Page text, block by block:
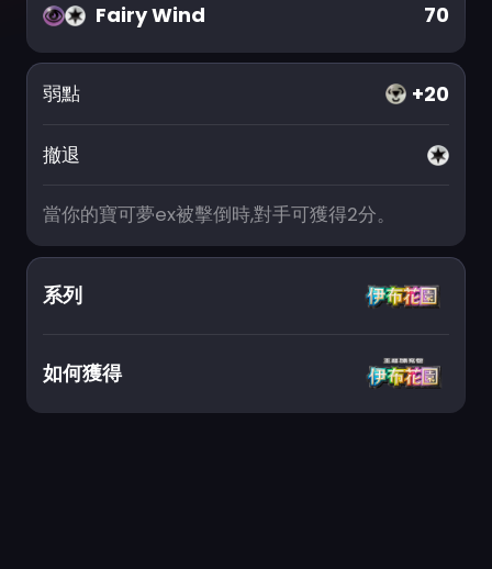
Fairy Wind 70
弱點 +20
撤退
當你的寶可夢ex被擊倒時,對手可獲得2分。
系列
如何獲得